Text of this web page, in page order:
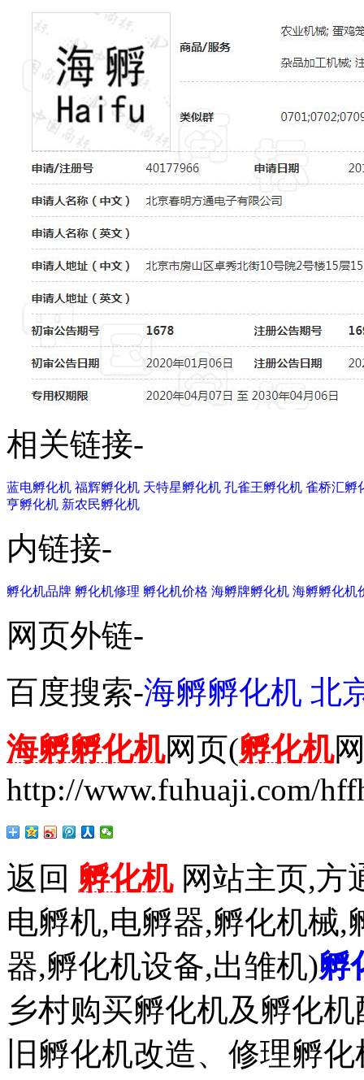
相关链接-
蓝电孵化机 福辉孵化机 天特星孵化机 孔雀王孵化机 雀桥汇孵
亨孵化机 新农民孵化机
内链接-
孵化机品牌 孵化机修理 孵化机价格 海孵牌孵化机 海孵孵化机
网页外链-
百度搜索-海孵孵化机 北
海孵孵化机网页(孵化机
http://www.fuhuaji.com/
返回 孵化机网站主页,方
电孵机,电孵器,孵化机械,
器,孵化机设备,出雏机)孵
乡村购买孵化机及孵化
旧孵化机改造、修理孵